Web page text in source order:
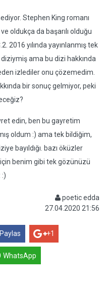
Stephen King romanı
oldukça da başarılı olduğu
2016 yılında yayınlanmış tek
ama bu dizi hakkında
izlediler onu çözemedim.
bir sonuç gelmiyor, peki
edin, ben bu gayretim
oldum :) ama tek bildiğim,
bayıldığı. bazı öküzler
benim gibi tek gözünüzü
:)
poetic edda
27.04.2020 21:56
Paylas +1
WhatsApp